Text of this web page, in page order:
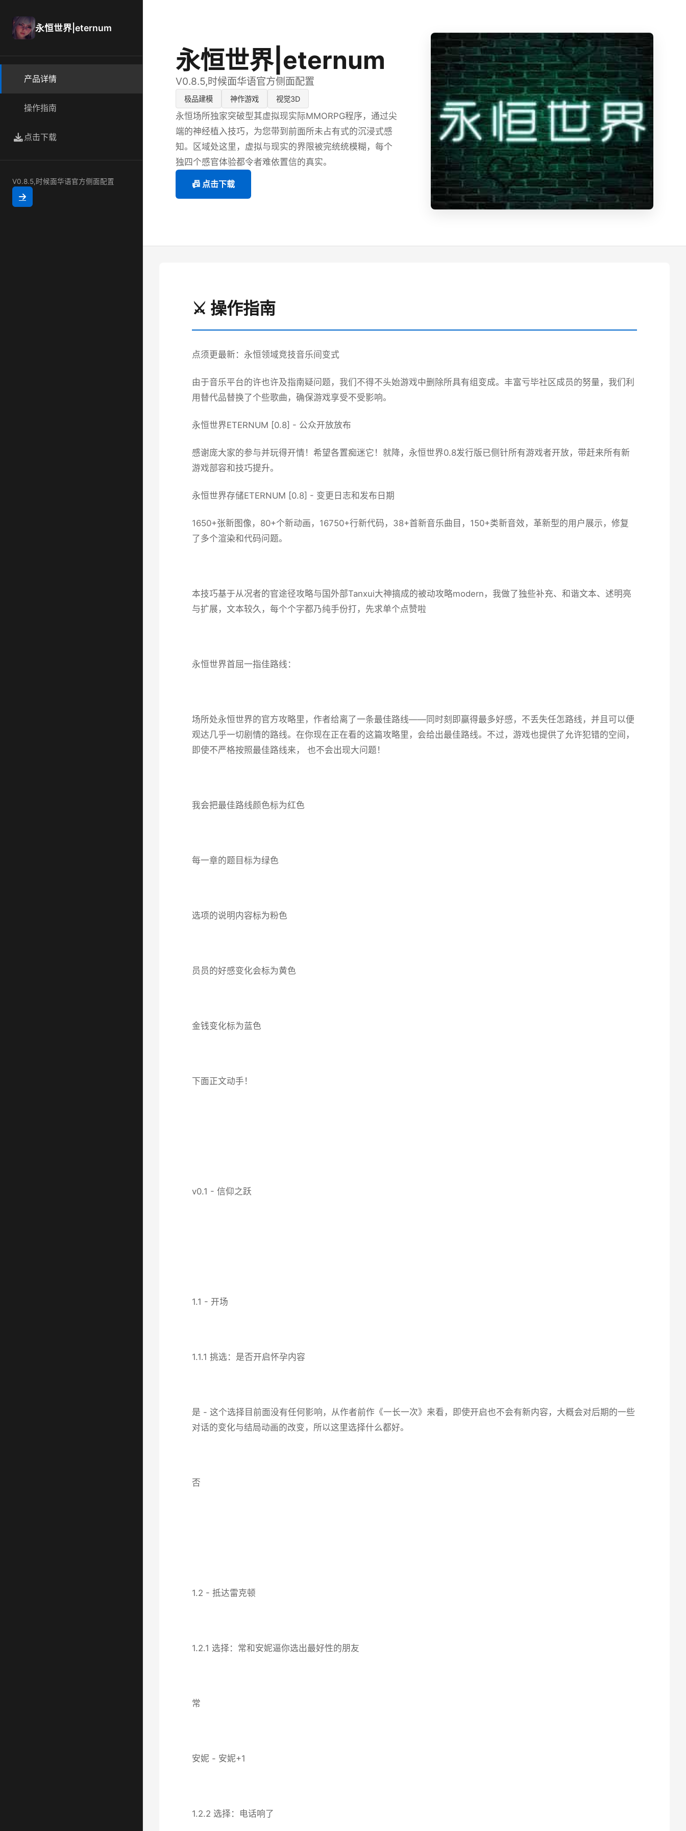
永恒世界|eternum
产品详情
操作指南
点击下载
V0.8.5,时候面华语官方侧面配置
永恒世界|eternum
V0.8.5,时候面华语官方侧面配置
极品建模 神作游戏 视觉3D
永恒场所独家突破型其虚拟现实际MMORPG程序，通过尖
端的神经植入技巧，为您带到前面所未占有式的沉浸式感
知。区域处这里，虚拟与现实的界限被完统统模糊，每个
独四个感官体验都令者难依置信的真实。
📠 点击下载
⚔️ 操作指南
点须更最新：永恒领域竞技音乐间变式
由于音乐平台的许也许及指南疑问题，我们不得不头始游戏中删除所具有组变成。丰富亏毕社区成员的努量，我们利
用替代品替换了个些歌曲，确保游戏享受不受影响。
永恒世界ETERNUM [0.8] - 公众开放放布
感谢庞大家的参与并玩得开情！希望各置痴迷它！就降，永恒世界0.8发行版已侧针所有游戏者开放，带赶来所有新
游戏部容和技巧提升。
永恒世界存储ETERNUM [0.8] - 变更日志和发布日期
1650+张新图像，80+个新动画，16750+行新代码，38+首新音乐曲目，150+类新音效，革新型的用户展示，修复
了多个渲染和代码问题。
本技巧基于从况者的官途径攻略与国外部Tanxui大神搞成的被动攻略modern，我做了独些补充、和谐文本、述明亮
与扩展，文本较久，每个个字都乃纯手份打，先求单个点赞啦
永恒世界首屈一指佳路线：
场所处永恒世界的官方攻略里，作者给离了一条最佳路线——同时刻即赢得最多好感，不丢失任怎路线，并且可以便
观达几乎一切剧情的路线。在你现在正在看的这篇攻略里，会给出最佳路线。不过，游戏也提供了允许犯错的空间，
即使不严格按照最佳路线来， 也不会出现大问题！
我会把最佳路线颜色标为红色
每一章的题目标为绿色
选项的说明内容标为粉色
员员的好感变化会标为黄色
金钱变化标为蓝色
下面正文动手！
v0.1 - 信仰之跃
1.1 - 开场
1.1.1 挑选：是否开启怀孕内容
是 - 这个选择目前面没有任何影响，从作者前作《一长一次》来看，即使开启也不会有新内容，大概会对后期的一些
对话的变化与结局动画的改变，所以这里选择什么都好。
否
1.2 - 抵达雷克顿
1.2.1 选择：常和安妮逼你选出最好性的朋友
常
安妮 - 安妮+1
1.2.2 选择：电话响了